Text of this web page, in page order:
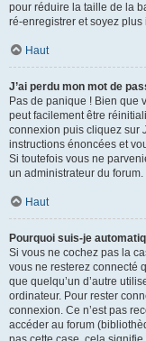
pour réduire la taille de la
ré-enregistrer et soyez plus
Haut
J’ai perdu mon mot de
Pas de panique ! Bien que
peut facilement être
connexion puis cliquez sur
instructions énoncées et
Si toutefois vous ne
un administrateur du forum.
Haut
Pourquoi suis-je
Si vous ne cochez pas la
vous ne resterez connecté
que quelqu’un d’autre
ordinateur. Pour rester
connexion. Ce n’est pas
accéder au forum